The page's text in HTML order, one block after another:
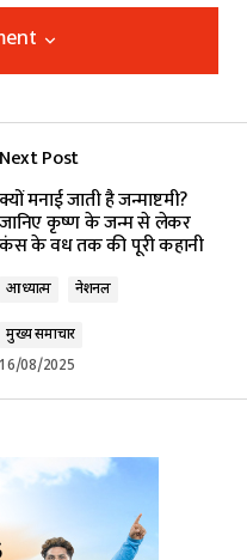
*
Next Post
क्यों मनाई जाती है जन्माष्टमी?
जानिए कृष्ण के जन्म से लेकर
कंस के वध तक की पूरी कहानी
आध्यात्म नेशनल
मुख्य समाचार
16/08/2025